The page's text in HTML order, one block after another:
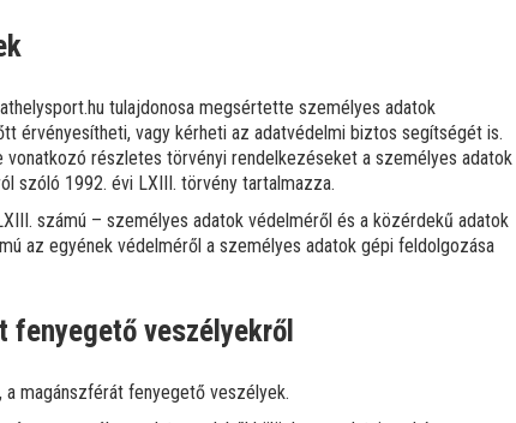
tulajdonosa megsértette személyes adatok
érvényesítheti, vagy kérheti az adatvédelmi biztos segítségét is.
részletes törvényi rendelkezéseket a személyes adatok
szóló 1992. évi LXIII. törvény tartalmazza.
számú – személyes adatok védelméről és a közérdekű adatok
az egyének védelméről a személyes adatok gépi feldolgozása
fenyegető veszélyekről
magánszférát fenyegető veszélyek.